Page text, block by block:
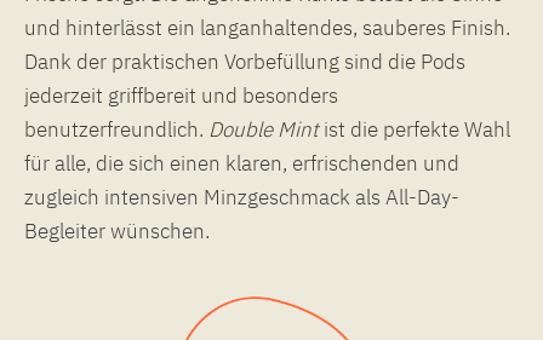
und hinterlässt ein langanhaltendes, sauberes Finish.
Dank der praktischen Vorbefüllung sind die Pods
jederzeit griffbereit und besonders
benutzerfreundlich. Double Mintist die perfekte Wahl
für alle, die sich einen klaren, erfrischenden und
zugleich intensiven Minzgeschmack als All-Day-
Begleiter wünschen.